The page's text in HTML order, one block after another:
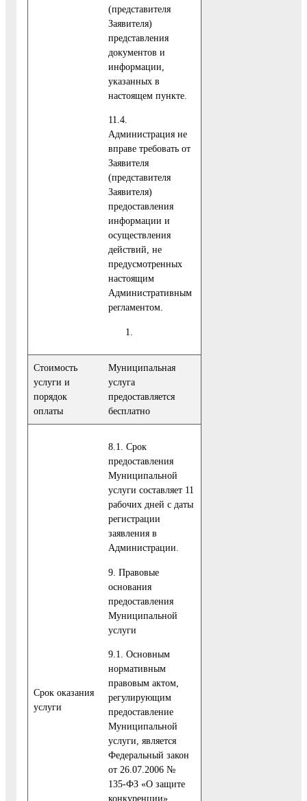
(представителя
Заявителя)
представления
документов и
информации,
указанных в
настоящем пункте.
11.4.
Администрация не
вправе требовать от
Заявителя
(представителя
Заявителя)
предоставления
информации и
осуществления
действий, не
предусмотренных
настоящим
Административным
регламентом.
Стоимость
услуги и
порядок
оплаты
Муниципальная
услуга
предоставляется
бесплатно
Cрок оказания
услуги
8.1. Срок
предоставления
Муниципальной
услуги составляет 11
рабочих дней с даты
регистрации
заявления в
Администрации.
9. Правовые
основания
предоставления
Муниципальной
услуги
9.1. Основным
нормативным
правовым актом,
регулирующим
предоставление
Муниципальной
услуги, является
Федеральный закон
от 26.07.2006 №
135-ФЗ «О защите
конкуренции».